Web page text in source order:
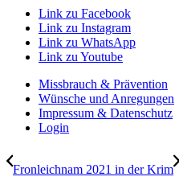
Link zu Facebook
Link zu Instagram
Link zu WhatsApp
Link zu Youtube
Missbrauch & Prävention
Wünsche und Anregungen
Impressum & Datenschutz
Login
Fronleichnam 2021 in der Krim